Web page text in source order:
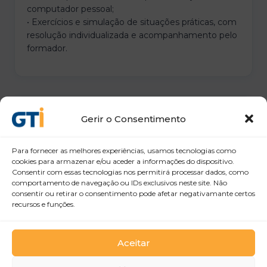
Gerir o Consentimento
Para fornecer as melhores experiências, usamos tecnologias como
cookies para armazenar e/ou aceder a informações do dispositivo.
Consentir com essas tecnologias nos permitirá processar dados, como
comportamento de navegação ou IDs exclusivos neste site. Não
consentir ou retirar o consentimento pode afetar negativamante certos
recursos e funções.
Aceitar
computador pessoal;
• Exercícios e simulação de situações práticas, com
resolução individualizada e acompanhamento pelo
formador.
Avaliação / Certificação
Será emitido um Certificado aos/às formandos/as
com aproveitamento, no caso do alcance dos
objetivos definidos e da participação em, pelo
menos, 90% da duração da formação.